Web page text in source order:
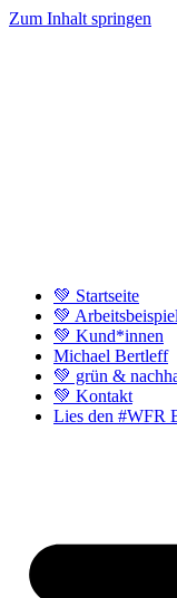
Zum Inhalt springen
💚 Startseite
💚
💚 Kund*innen
Michael Bertleff
💚 grün &
💚 Kontakt
Lies den #WFR